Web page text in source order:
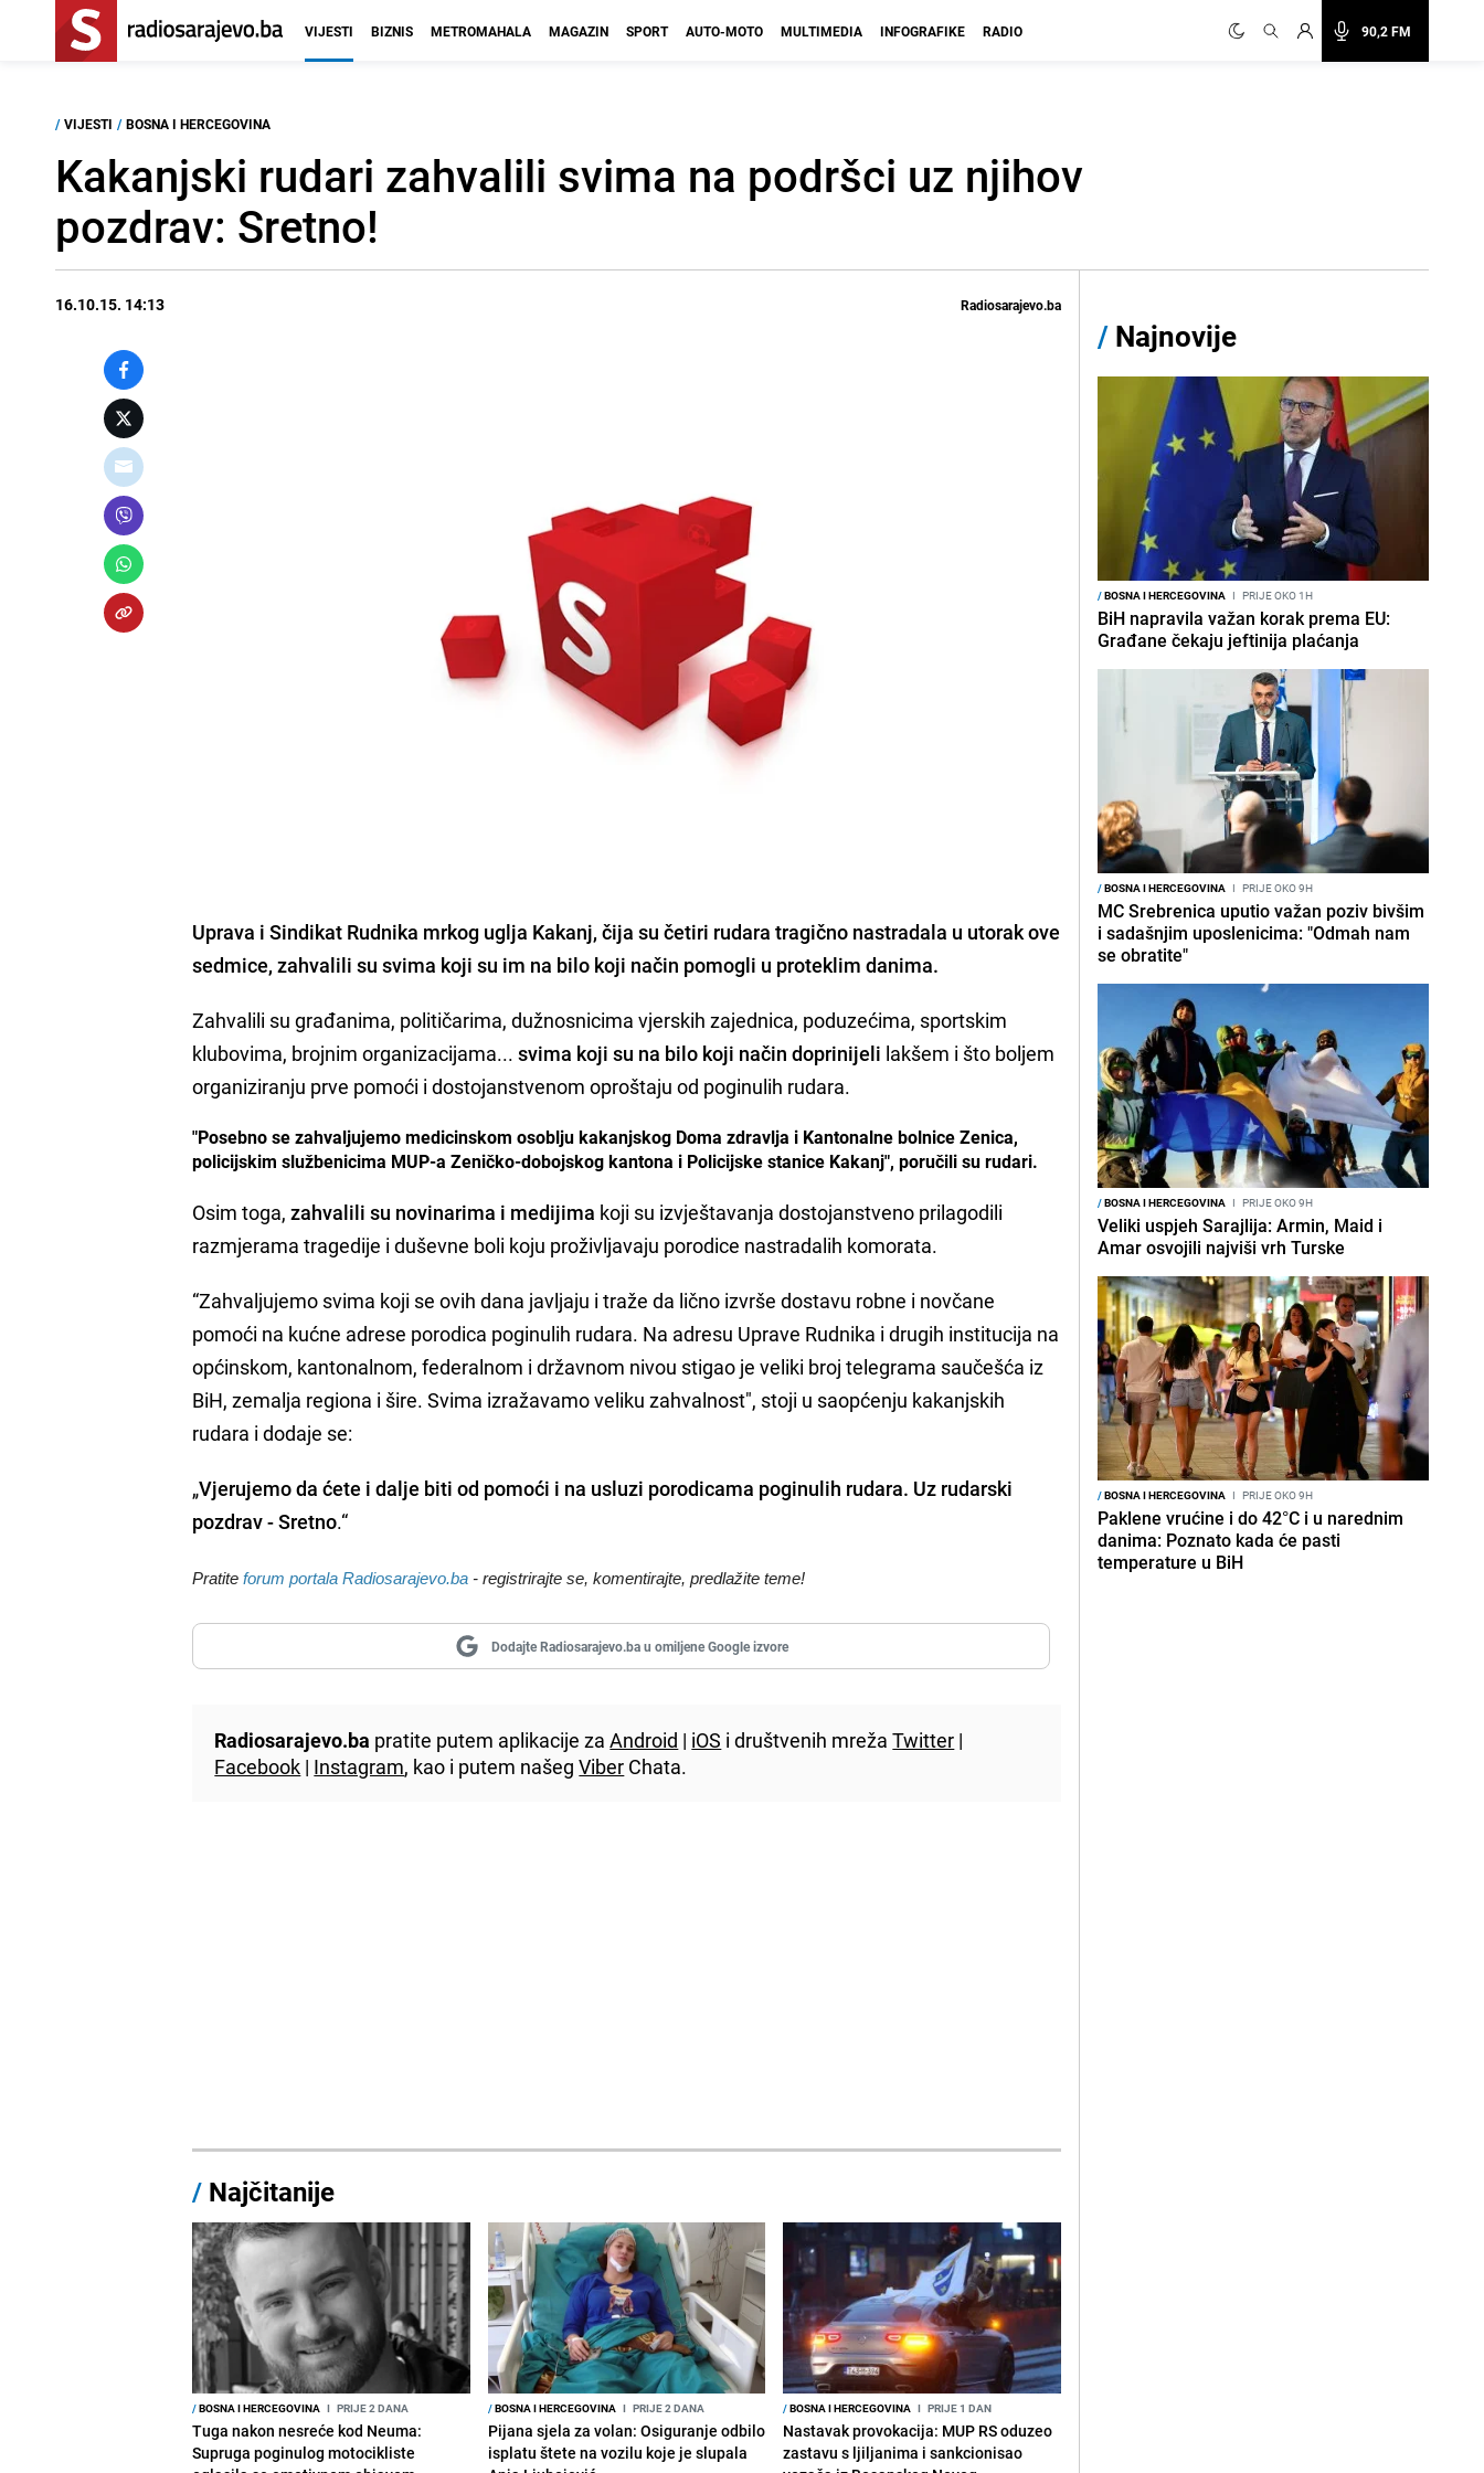
90,2 FM
VIJESTI BIZNIS METROMAHALA MAGAZIN SPORT AUTO-MOTO MULTIMEDIA INFOGRAFIKE RADIO
/ VIJESTI / BOSNA I HERCEGOVINA
Kakanjski rudari zahvalili svima na podršci uz njihov
pozdrav: Sretno!
16.10.15. 14:13 Radiosarajevo.ba
Uprava i Sindikat Rudnika mrkog uglja Kakanj, čija su četiri rudara tragično nastradala u utorak ove
sedmice, zahvalili su svima koji su im na bilo koji način pomogli u proteklim danima.
Zahvalili su građanima, političarima, dužnosnicima vjerskih zajednica, poduzećima, sportskim
klubovima, brojnim organizacijama...svima koji su na bilo koji način doprinijeli lakšem i što boljem
organiziranju prve pomoći i dostojanstvenom oproštaju od poginulih rudara.
"Posebno se zahvaljujemo medicinskom osoblju kakanjskog Doma zdravlja i Kantonalne bolnice Zenica,
policijskim službenicima MUP-a Zeničko-dobojskog kantona i Policijske stanice Kakanj", poručili su rudari.
Osim toga,zahvalili su novinarima i medijima koji su izvještavanja dostojanstveno prilagodili
razmjerama tragedije i duševne boli koju proživljavaju porodice nastradalih komorata.
“Zahvaljujemo svima koji se ovih dana javljaju i traže da lično izvrše dostavu robne i novčane
pomoći na kućne adrese porodica poginulih rudara. Na adresu Uprave Rudnika i drugih institucija na
općinskom, kantonalnom, federalnom i državnom nivou stigao je veliki broj telegrama saučešća iz
BiH, zemalja regiona i šire. Svima izražavamo veliku zahvalnost", stoji u saopćenju kakanjskih
rudara i dodaje se:
„Vjerujemo da ćete i dalje biti od pomoći i na usluzi porodicama poginulih rudara. Uz rudarski
pozdrav - Sretno.“
Pratiteforum portala Radiosarajevo.ba - registrirajte se, komentirajte, predlažite teme!
Dodajte Radiosarajevo.ba u omiljene Google izvore
Radiosarajevo.ba pratite putem aplikacije zaAndroid | iOS i društvenih mrežaTwitter |
Facebook | Instagram, kao i putem našegViber Chata.
/ Najčitanije
/BOSNA I HERCEGOVINA I PRIJE 2 DANA
Tuga nakon nesreće kod Neuma:
Supruga poginulog motocikliste
/BOSNA I HERCEGOVINA I PRIJE 2 DANA
Pijana sjela za volan: Osiguranje odbilo
isplatu štete na vozilu koje je slupala
/BOSNA I HERCEGOVINA I PRIJE 1 DAN
Nastavak provokacija: MUP RS oduzeo
zastavu s ljiljanima i sankcionisao
/ Najnovije
/BOSNA I HERCEGOVINA I PRIJE OKO 1H
BiH napravila važan korak prema EU:
Građane čekaju jeftinija plaćanja
/BOSNA I HERCEGOVINA I PRIJE OKO 9H
MC Srebrenica uputio važan poziv bivšim
i sadašnjim uposlenicima: "Odmah nam
se obratite"
/BOSNA I HERCEGOVINA I PRIJE OKO 9H
Veliki uspjeh Sarajlija: Armin, Maid i
Amar osvojili najviši vrh Turske
/BOSNA I HERCEGOVINA I PRIJE OKO 9H
Paklene vrućine i do 42°C i u narednim
danima: Poznato kada će pasti
temperature u BiH